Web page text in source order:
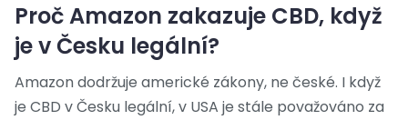
Proč Amazon zakazuje CBD, když
je v Česku legální?
Amazon dodržuje americké zákony, ne české. I když
je CBD v Česku legální, v USA je stále považováno za